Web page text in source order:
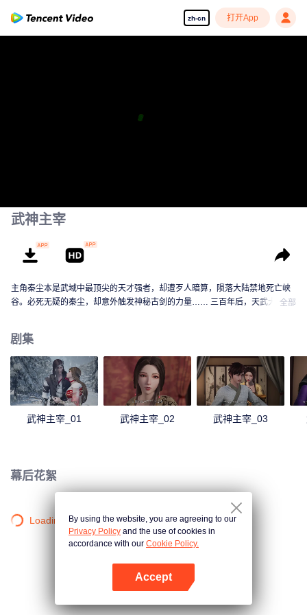
zh-cn 打开App
武神主宰
主角秦尘本是武域中最顶尖的天才强者，却遭歹人暗算，陨落大陆禁地死亡峡
谷。必死无疑的秦尘，却意外触发神秘古剑的力量…… 三百年后，天武大陆偏
写往日的强者神话，也为了守护自己所爱的一切，秦尘毅然决然扛起维护天下
五国的大任，再度踏上武道之路。
全部
剧集
武神主宰_01 武神主宰_02 武神主宰_03
幕后花絮
Loading…By using the website, you are agreeing to our
Privacy Policy and the use of cookies in
accordance with our Cookie Policy.
Accept